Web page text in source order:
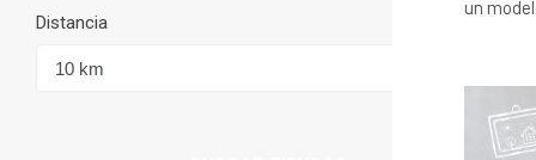
un
Distancia